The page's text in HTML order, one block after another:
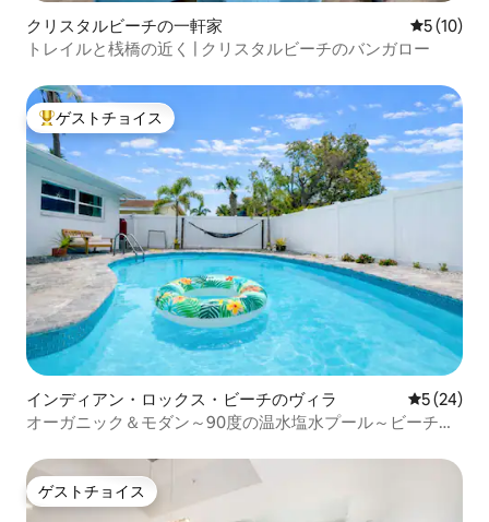
クリスタルビーチの一軒家 レビュー
5 (10)
トレイルと桟橋の近く | クリスタルビーチのバンガロー
大好評のゲストチョイスです。
ゲストチョイス
インディアン・ロックス・ビーチのヴィラ レビュー
5 (24)
オーガニック＆モダン～90度の温水塩水プール～ビーチま
ゲストチョイス
ゲストチョイス